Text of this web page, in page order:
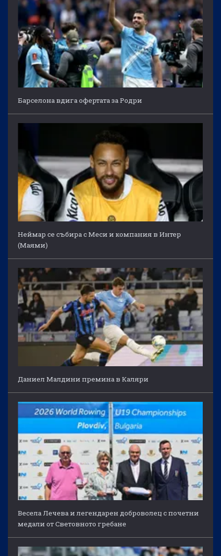
Барселона вдига офертата за Родри
Неймар се събира с Меси и компания в Интер
(Маями)
Даниел Малдини премина в Каляри
Весела Лечева и легендарен доброволец с почетни
медали от Световното гребане